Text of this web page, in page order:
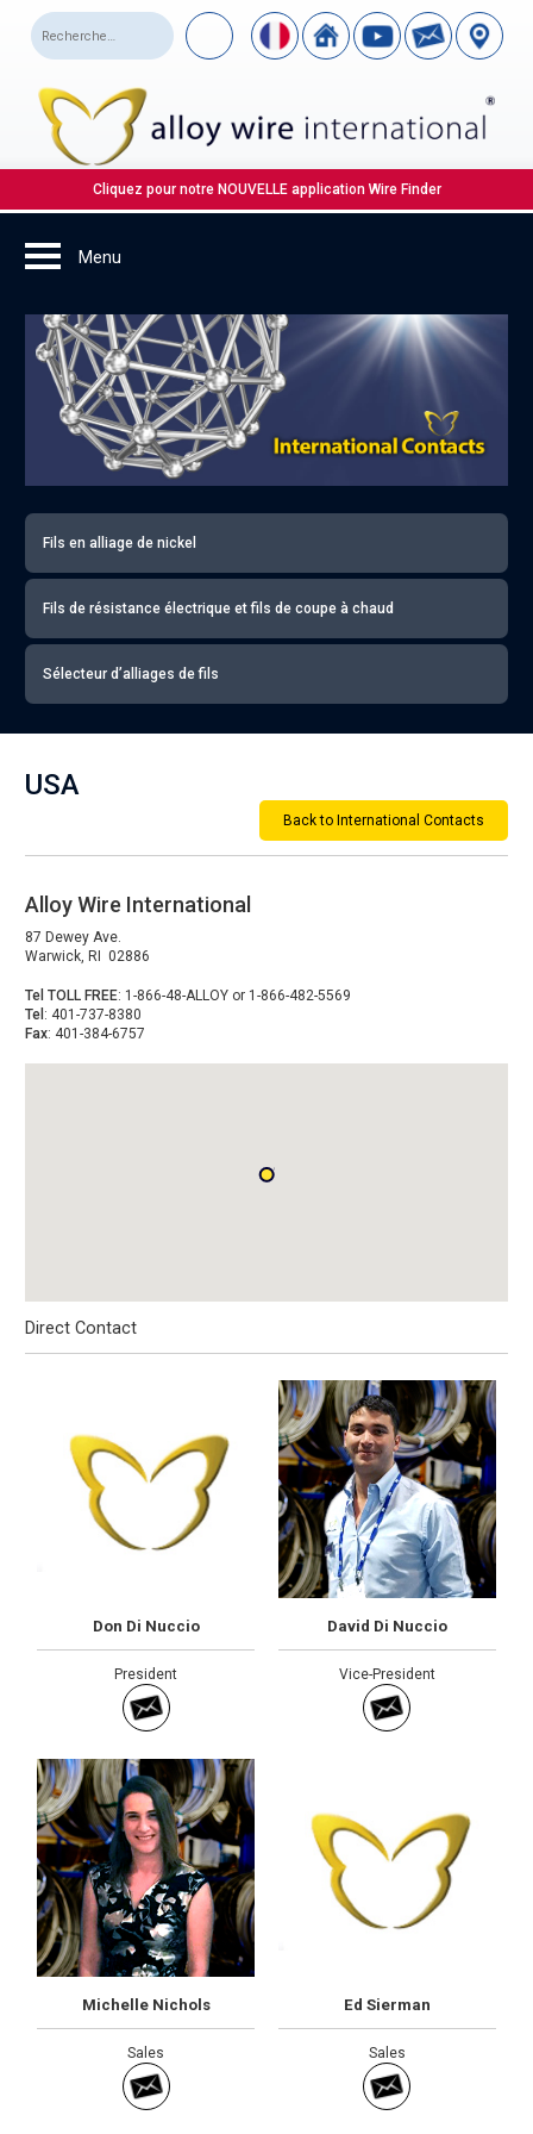
Cliquez pour notre NOUVELLE application Wire Finder
Fils en alliage de nickel
Fils de résistance électrique et fils de coupe à chaud
Sélecteur d’alliages de fils
USA
Back to International Contacts
Alloy Wire International
87 Dewey Ave.
Warwick, RI 02886
Tel TOLL FREE: 1-866-48-ALLOY or 1-866-482-5569
Tel : 401-737-8380
Fax: 401-384-6757
Direct Contact
Don Di Nuccio
President
David Di Nuccio
Vice-President
Michelle Nichols
Sales
Ed Sierman
Sales